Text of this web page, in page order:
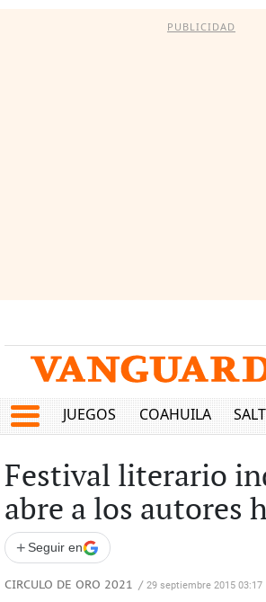
PUBLICIDAD
JUEGOS COAHUILA
Festival literario
abre a los autores
+ Seguir en
CIRCULO DE ORO 2021 / 29 septiembre 2015 03:17